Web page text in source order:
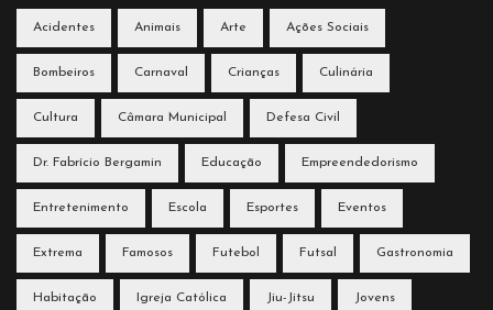
Acidentes Animais Arte Ações Sociais
Bombeiros Carnaval Crianças Culinária
Cultura Câmara Municipal Defesa Civil
Dr. Fabrício Bergamin Educação Empreendedorismo
Entretenimento Escola Esportes Eventos
Extrema Famosos Futebol Futsal Gastronomia
Habitação Igreja Católica Jiu-Jitsu Jovens